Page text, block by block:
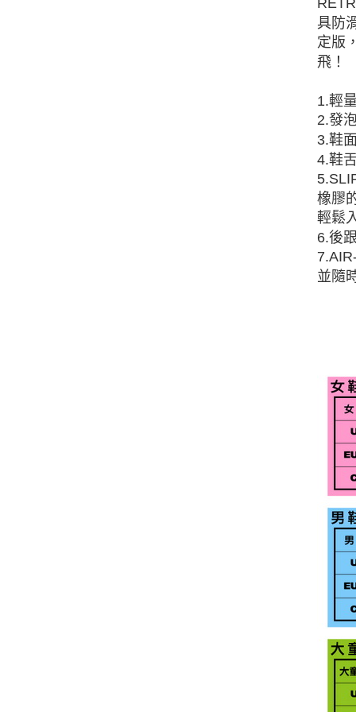
具防
定版
飛！
1.輕
2.發
3.鞋
4.鞋
橡膠
輕鬆
6.後
並隨